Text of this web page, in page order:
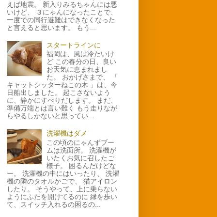
えば地震。 新入りみるちゃんには悪
いけど、 ３にゃんになったことで、
一度での同行避難はできなくなった
と言えると思います。 もう...
スタートラインに
福岡は、風は冷たいけ
ど この春分の日、良い
お天気に恵まれまし
た。 おかげさまで、 「
キャットシッターねこの木 」は、今
日船出しました。 起こさないよう
に、静かにすべりだします。 まだ、
準備万端とは言い難く もう走りなが
らやるしかないと思ってい...
洗濯機はダメ
この頃のにゃんずブー
ムは洗面所。 洗濯機が
いたくお気に召したご
様子。 困るんだけどな
ー。 洗濯機の中にはいったり、 洗濯
機の隣のタオルかごで、 猫アイロン
したり。 そうやって、上に乗らない
ようにふたを開けてるのに 縁を歩い
て、スイッチ入れるの困るの...